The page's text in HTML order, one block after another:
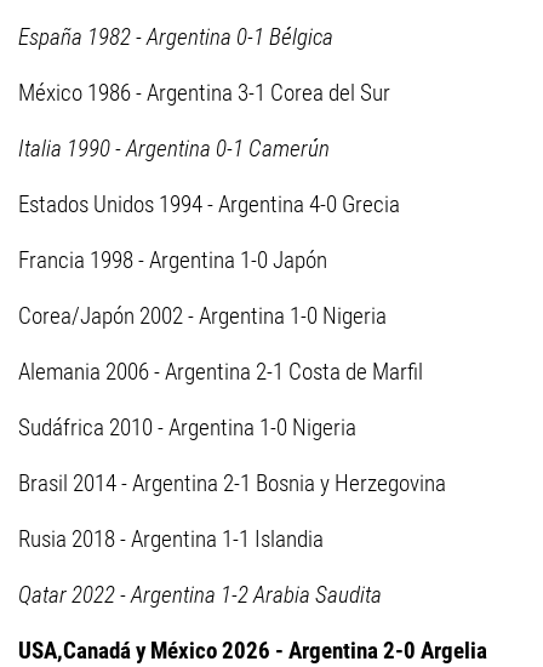
España 1982 - Argentina 0-1 Bélgica
México 1986 - Argentina 3-1 Corea del Sur
Italia 1990 - Argentina 0-1 Camerún
Estados Unidos 1994 - Argentina 4-0 Grecia
Francia 1998 - Argentina 1-0 Japón
Corea/Japón 2002 - Argentina 1-0 Nigeria
Alemania 2006 - Argentina 2-1 Costa de Marfil
Sudáfrica 2010 - Argentina 1-0 Nigeria
Brasil 2014 - Argentina 2-1 Bosnia y Herzegovina
Rusia 2018 - Argentina 1-1 Islandia
Qatar 2022 - Argentina 1-2 Arabia Saudita
USA,Canadá y México 2026 - Argentina 2-0 Argelia